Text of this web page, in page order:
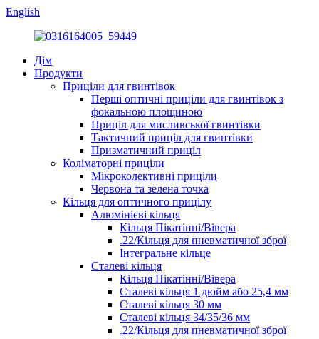
English
Дім
Продукти
Приціли для гвинтівок
Перші оптичні приціли для гвинтівок з
фокальною площиною
Приціл для мисливської гвинтівки
Тактичний приціл для гвинтівки
Призматичний приціл
Коліматорні приціли
Мікроколективні приціли
Червона та зелена точка
Кільця для оптичного прицілу
Алюмінієві кільця
Кільця Пікатінні/Вівера
.22/Кільця для пневматичної зброї
Інтегральне кільце
Сталеві кільця
Кільця Пікатінні/Вівера
Сталеві кільця 1 дюйм або 25,4 мм
Сталеві кільця 30 мм
Сталеві кільця 34/35/36 мм
.22/Кільця для пневматичної зброї